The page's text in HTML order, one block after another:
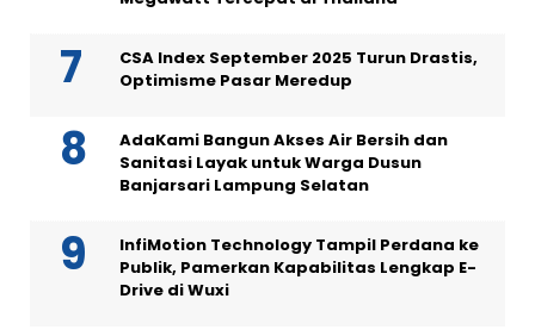
CSA Index September 2025 Turun Drastis,
Optimisme Pasar Meredup
AdaKami Bangun Akses Air Bersih dan
Sanitasi Layak untuk Warga Dusun
Banjarsari Lampung Selatan
InfiMotion Technology Tampil Perdana ke
Publik, Pamerkan Kapabilitas Lengkap E-
Drive di Wuxi